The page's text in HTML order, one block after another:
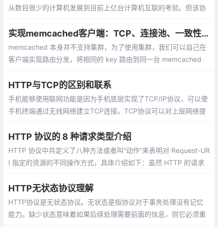
从数目很少的计算机发展到目前上亿台计算机互联的考验。但该协
实现memcached客户端：TCP、连接池、一致性哈希、自定义协议
memcached 本身并不支持集群，为了使用集群，我们可以自己在
客户端实现路由分发，将相同的 key 路由到同一台 memcached
HTTP与TCP的区别和联系
手机能够使用联网功能是因为手机底层实现了TCP/IP协议，可以使
手机终端通过无线网络建立TCP连接。TCP协议可以对上层网络提
起一个TCP连接需要经过“三次握手”
HTTP 协议的 8 种请求类型介绍
HTTP 协议中共定义了八种方法或者叫“动作”来表明对 Request-UR
I 指定的资源的不同操作方式，具体介绍如下：虽然 HTTP 的请求
HTTP无状态协议理解
HTTP协议是无状态协议。无状态是指协议对于事务处理没有记忆
能力。缺少状态意味着如果后续处理需要前面的信息，则它必须重